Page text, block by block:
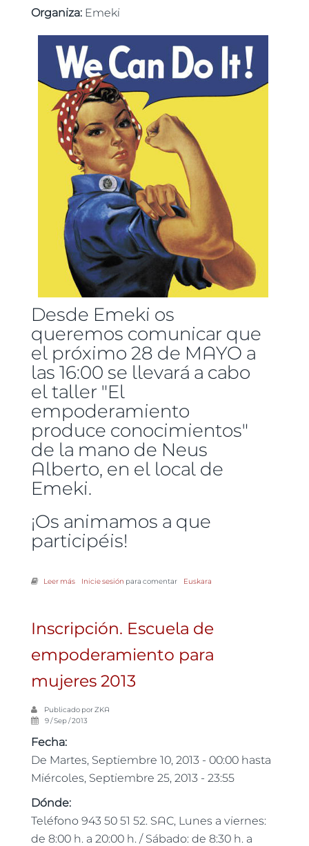
Organiza: Emeki
Desde Emeki os
queremos comunicar que
el próximo 28 de MAYO a
las 16:00 se llevará a cabo
el taller "El
empoderamiento
produce conocimientos"
de la mano de Neus
Alberto, en el local de
Emeki.
¡Os animamos a que
participéis!
Leer mássobre Taller gratuito "El empoderamiento produce conocimientos"
Inicie sesión para comentar Euskara
Inscripción. Escuela de
empoderamiento para
mujeres 2013
Publicado porZKA
9 / Sep / 2013
Fecha:
De Martes, Septiembre 10, 2013 - 00:00hasta
Miércoles, Septiembre 25, 2013 - 23:55
Dónde:
Teléfono 943 50 51 52. SAC, Lunes a viernes:
de 8:00 h. a 20:00 h. / Sábado: de 8:30 h. a